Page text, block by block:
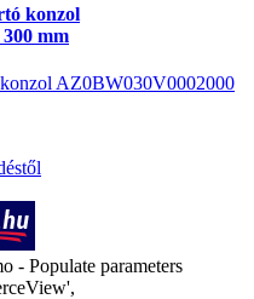
konzol
mm
AZ0BW030V0002000
- Populate parameters